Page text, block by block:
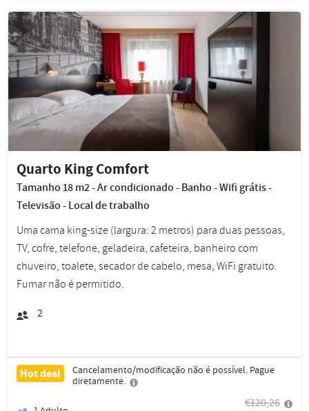
Quarto King Comfort
Tamanho 18 m2 - Ar condicionado - Banho - Wifi grátis -
Televisão - Local de trabalho
Uma cama king-size (largura: 2 metros) para duas pessoas,
TV, cofre, telefone, geladeira, cafeteira, banheiro com
chuveiro, toalete, secador de cabelo, mesa, WiFi gratuito.
Fumar não é permitido.
2
Hot deal
Cancelamento/modificação não é possível. Pague
diretamente.
€120,26